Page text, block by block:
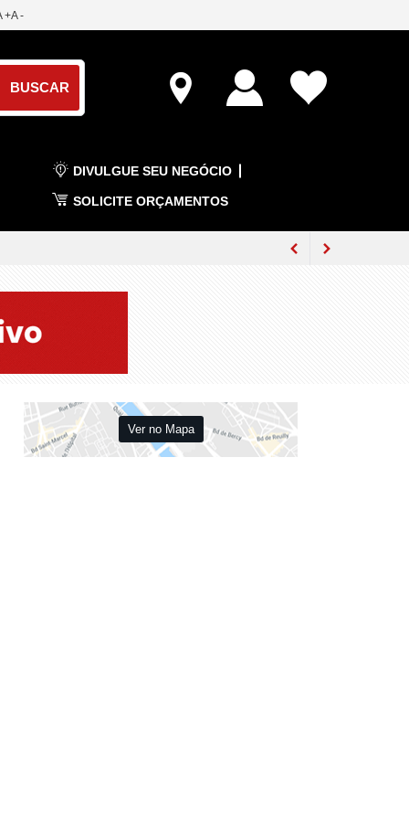
+A -
DIVULGUE SEU NEGÓCIO
SOLICITE ORÇAMENTOS
40 dias
Ver no Mapa